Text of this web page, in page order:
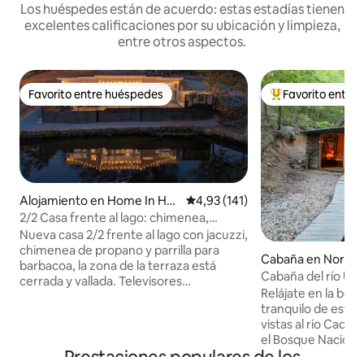
Los huéspedes están de acuerdo: estas estadías tienen
excelentes calificaciones por su ubicación y limpieza,
entre otros aspectos.
Favorito entre huéspedes
Favorito entre huéspedes
Alojamiento en Home In Hot
Springs
Calificación promedio: 4,93 de
4,93 (141)
2/2 Casa frente al lago: chimenea,
jacuzzi y sala de juegos
Nueva casa 2/2 frente al lago con jacuzzi,
chimenea de propano y parrilla para
barbacoa, la zona de la terraza está
cerrada y vallada. Televisores
Favorito entre
Favorito entre
Cabaña en
Cabaña del río
NF
Relájate en la
tranquilo de esta
vistas al río
el Bosque